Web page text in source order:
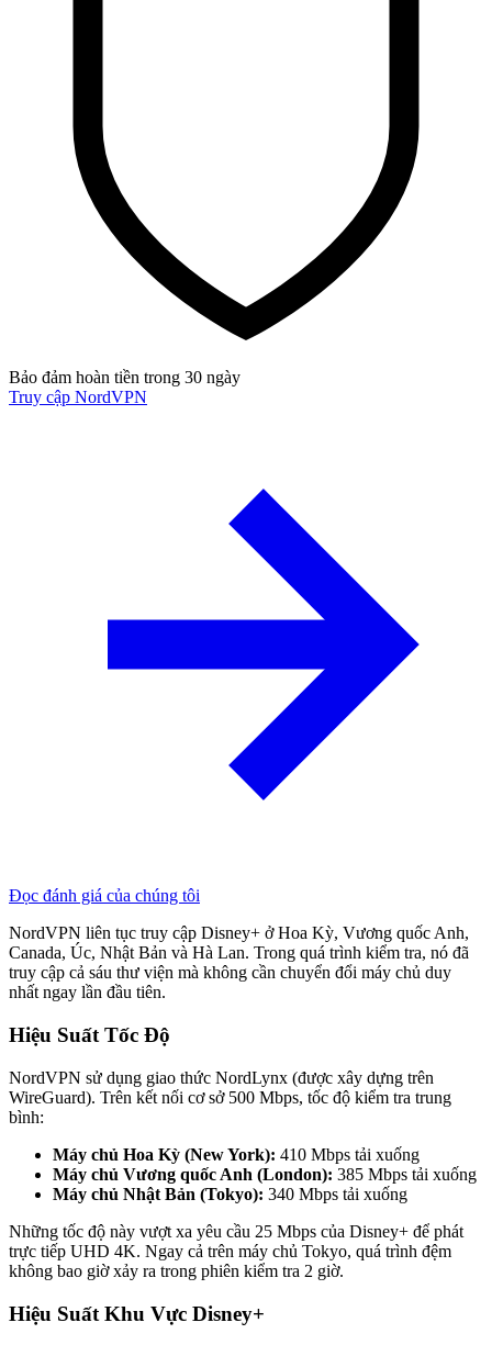
Bảo đảm hoàn tiền trong 30 ngày
Truy cập NordVPN
Đọc đánh giá của chúng tôi
NordVPN liên tục truy cập Disney+ ở Hoa Kỳ, Vương quốc Anh,
Canada, Úc, Nhật Bản và Hà Lan. Trong quá trình kiểm tra, nó đã
truy cập cả sáu thư viện mà không cần chuyển đổi máy chủ duy
nhất ngay lần đầu tiên.
Hiệu Suất Tốc Độ
NordVPN sử dụng giao thức NordLynx (được xây dựng trên
WireGuard). Trên kết nối cơ sở 500 Mbps, tốc độ kiểm tra trung
bình:
Máy chủ Hoa Kỳ (New York): 410 Mbps tải xuống
Máy chủ Vương quốc Anh (London): 385 Mbps tải xuống
Máy chủ Nhật Bản (Tokyo): 340 Mbps tải xuống
Những tốc độ này vượt xa yêu cầu 25 Mbps của Disney+ để phát
trực tiếp UHD 4K. Ngay cả trên máy chủ Tokyo, quá trình đệm
không bao giờ xảy ra trong phiên kiểm tra 2 giờ.
Hiệu Suất Khu Vực Disney+